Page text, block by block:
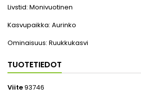
Livstid: Monivuotinen
Kasvupaikka: Aurinko
Ominaisuus: Ruukkukasvi
TUOTETIEDOT
Viite93746